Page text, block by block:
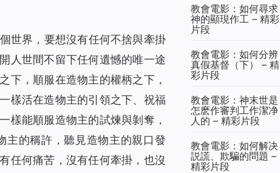
世界，要想沒有任何不捨與牽掛
人世間不留下任何遺憾的唯一途
下，順服在造物主的權柄之下，
樣活在造物主的引領之下、祝福
樣能順服造物主的試煉與剝奪，
主的稱許，聽見造物主的親口發
任何痛苦，沒有任何牽掛，也沒
教會電影：如何尋求
神的顯現作工 – 精彩
片段
教會電影：如何分辨
真假基督（下） – 精
彩片段
教會電影：神末世是
怎麽作審判工作潔净
人的 – 精彩片段
教會電影：如何解决
説謊、欺騙的問題 –
精彩片段